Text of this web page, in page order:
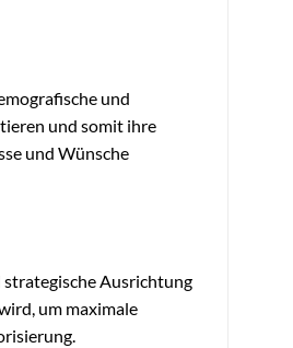
und
und somit ihre
und Wünsche
strategische Ausrichtung
um maximale